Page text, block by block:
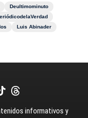
Deultimominuto
Luis Abinader
informativos y